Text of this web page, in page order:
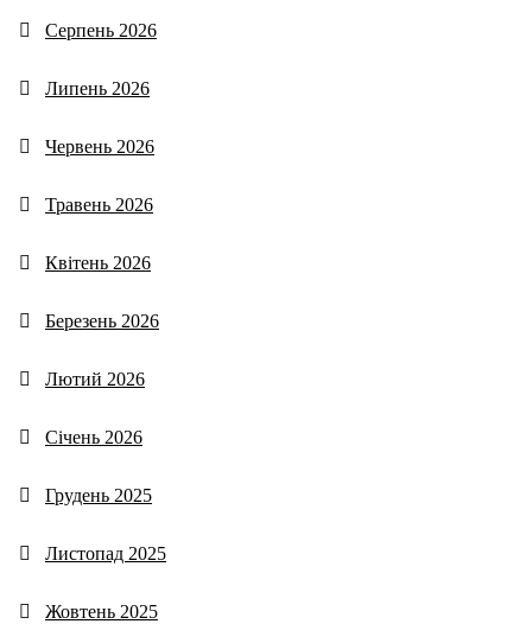
Серпень 2026
Липень 2026
Червень 2026
Травень 2026
Квітень 2026
Березень 2026
Лютий 2026
Січень 2026
Грудень 2025
Листопад 2025
Жовтень 2025